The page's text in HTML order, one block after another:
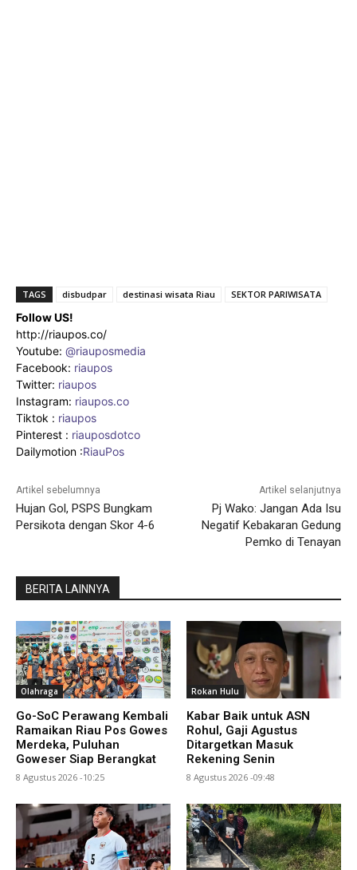
TAGS disbudpar destinasi wisata Riau SEKTOR PARIWISATA
Follow US!
http://riaupos.co/
Youtube: @riauposmedia
Facebook: riaupos
Twitter: riaupos
Instagram: riaupos.co
Tiktok : riaupos
Pinterest : riauposdotco
Dailymotion :RiauPos
Artikel sebelumnya
Hujan Gol, PSPS Bungkam
Persikota dengan Skor 4-6
Artikel selanjutnya
Pj Wako: Jangan Ada Isu
Negatif Kebakaran Gedung
Pemko di Tenayan
BERITA LAINNYA
Olahraga
Go-SoC Perawang Kembali
Ramaikan Riau Pos Gowes
Merdeka, Puluhan
Goweser Siap Berangkat
8 Agustus 2026 -10:25
Rokan Hulu
Kabar Baik untuk ASN
Rohul, Gaji Agustus
Ditargetkan Masuk
Rekening Senin
8 Agustus 2026 -09:48